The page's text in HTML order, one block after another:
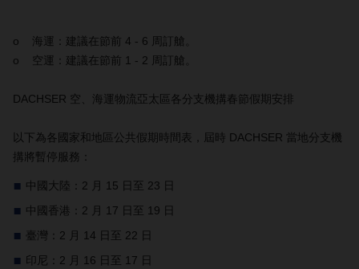
o 海運：建議在節前 4 - 6 周訂艙。
o 空運：建議在節前 1 - 2 周訂艙。
DACHSER 空、海運物流亞太區各分支機搆春節假期安排
以下為各國家和地區公共假期時間表，屆時 DACHSER 當地分支機
搆將暫停服務：
中國大陸：2 月 15 日至 23 日
中國香港：2 月 17 日至 19 日
臺灣：2 月 14 日至 22 日
印尼：2 月 16 日至 17 日